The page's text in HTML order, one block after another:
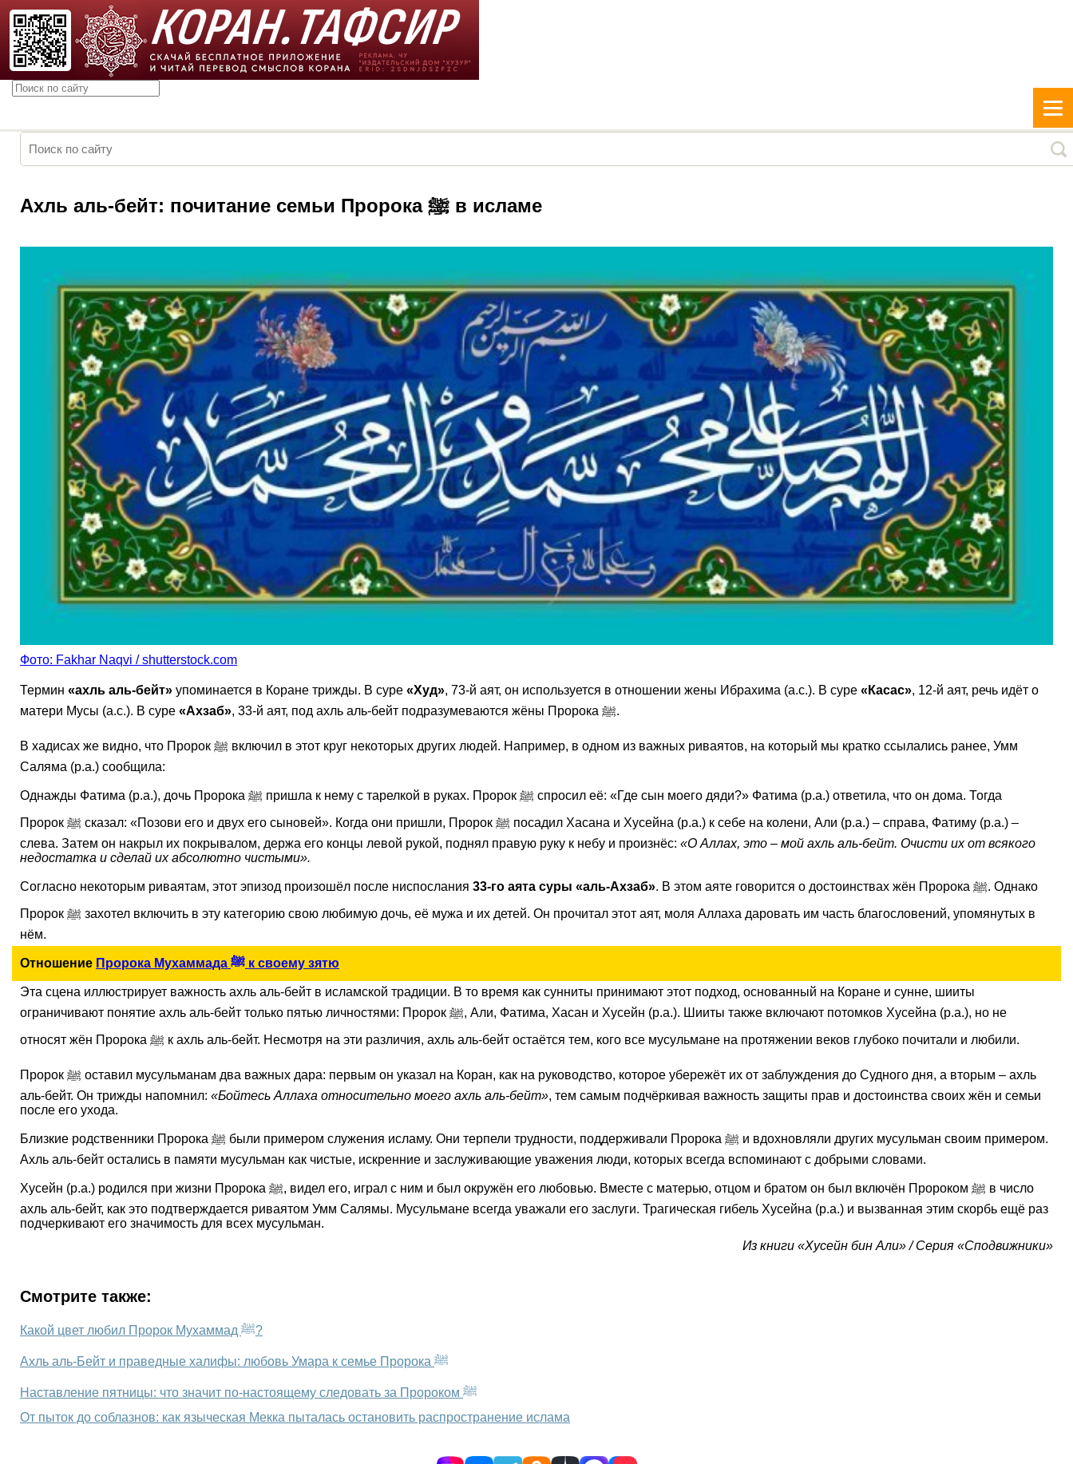
Ахль аль-бейт: почитание семьи Пророка ﷺ в исламе
Фото: Fakhar Naqvi / shutterstock.com
Термин «ахль аль-бейт» упоминается в Коране трижды. В суре «Худ», 73-й аят, он используется в отношении жены Ибрахима (а.с.). В суре «Касас», 12-й аят, речь идёт о
матери Мусы (а.с.). В суре «Ахзаб» , 33-й аят, под ахль аль-бейт подразумеваются жёны Пророка ﷺ.
В хадисах же видно, что Пророк ﷺ включил в этот круг некоторых других людей. Например, в одном из важных риваятов, на который мы кратко ссылались ранее, Умм
Саляма (р.а.) сообщила:
Однажды Фатима (р.а.), дочь Пророка ﷺ пришла к нему с тарелкой в руках. Пророк ﷺ спросил её: «Где сын моего дяди?» Фатима (р.а.) ответила, что он дома. Тогда
Пророк ﷺ сказал: «Позови его и двух его сыновей». Когда они пришли, Пророк ﷺ посадил Хасана и Хусейна (р.а.) к себе на колени, Али (р.а.) – справа, Фатиму (р.а.) –
слева. Затем он накрыл их покрывалом, держа его концы левой рукой, поднял правую руку к небу и произнёс: «О Аллах, это – мой ахль аль-бейт. Очисти их от всякого
недостатка и сделай их абсолютно чистыми».
Согласно некоторым риваятам, этот эпизод произошёл после ниспослания 33-го аята суры «аль-Ахзаб». В этом аяте говорится о достоинствах жён Пророка ﷺ. Однако
Пророк ﷺ захотел включить в эту категорию свою любимую дочь, её мужа и их детей. Он прочитал этот аят, моля Аллаха даровать им часть благословений, упомянутых в
нём.
Отношение Пророка Мухаммада ﷺ к своему зятю
Эта сцена иллюстрирует важность ахль аль-бейт в исламской традиции. В то время как сунниты принимают этот подход, основанный на Коране и сунне, шииты
ограничивают понятие ахль аль-бейт только пятью личностями: Пророк ﷺ, Али, Фатима, Хасан и Хусейн (р.а.). Шииты также включают потомков Хусейна (р.а.), но не
относят жён Пророка ﷺ к ахль аль-бейт. Несмотря на эти различия, ахль аль-бейт остаётся тем, кого все мусульмане на протяжении веков глубоко почитали и любили.
Пророк ﷺ оставил мусульманам два важных дара: первым он указал на Коран, как на руководство, которое убережёт их от заблуждения до Судного дня, а вторым – ахль
аль-бейт. Он трижды напомнил: «Бойтесь Аллаха относительно моего ахль аль-бейт», тем самым подчёркивая важность защиты прав и достоинства своих жён и семьи
после его ухода.
Близкие родственники Пророка ﷺ были примером служения исламу. Они терпели трудности, поддерживали Пророка ﷺ и вдохновляли других мусульман своим примером.
Ахль аль-бейт остались в памяти мусульман как чистые, искренние и заслуживающие уважения люди, которых всегда вспоминают с добрыми словами.
Хусейн (р.а.) родился при жизни Пророка ﷺ, видел его, играл с ним и был окружён его любовью. Вместе с матерью, отцом и братом он был включён Пророком ﷺ в число
ахль аль-бейт, как это подтверждается риваятом Умм Салямы. Мусульмане всегда уважали его заслуги. Трагическая гибель Хусейна (р.а.) и вызванная этим скорбь ещё раз
подчеркивают его значимость для всех мусульман.
Из книги «Хусейн бин Али» / Серия «Сподвижники»
Смотрите также:
Какой цвет любил Пророк Мухаммад ﷺ?
Ахль аль-Бейт и праведные халифы: любовь Умара к семье Пророка ﷺ
Наставление пятницы: что значит по-настоящему следовать за Пророком ﷺ
От пыток до соблазнов: как языческая Мекка пыталась остановить распространение ислама